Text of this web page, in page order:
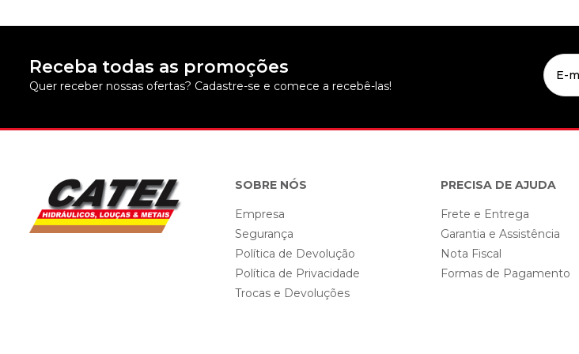
Receba todas as promoções
Quer receber nossas ofertas? Cadastre-se e comece a recebê-las!
SOBRE NÓS
Empresa
Segurança
Política de Devolução
Política de Privacidade
Trocas e Devoluções
PRECISA DE AJUDA
Frete e Entrega
Garantia e Assistência
Nota Fiscal
Formas de Pagamento